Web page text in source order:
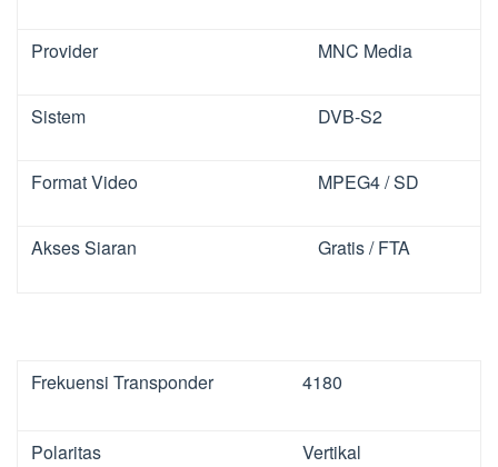
Provider MNC Media
Sistem DVB-S2
Format Video MPEG4 / SD
Akses Siaran Gratis / FTA
Frekuensi Transponder 4180
Polaritas Vertikal